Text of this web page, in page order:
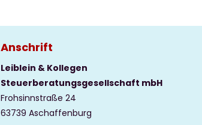
Anschrift
Leiblein & Kollegen
Steuerberatungsgesellschaft mbH
Frohsinnstraße 24
63739 Aschaffenburg